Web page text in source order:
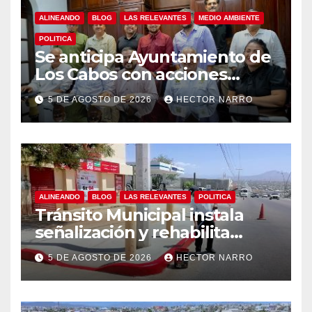
ALINEANDO BLOG LAS RELEVANTES MEDIO AMBIENTE
POLITICA
Se anticipa Ayuntamiento de
Los Cabos con acciones
preventivas ante lluvias en el
centro histórico
5 DE AGOSTO DE 2026 HECTOR NARRO
ALINEANDO BLOG LAS RELEVANTES POLITICA
Tránsito Municipal instala
señalización y rehabilita
cruces peatonales en Los
Cabos
5 DE AGOSTO DE 2026 HECTOR NARRO